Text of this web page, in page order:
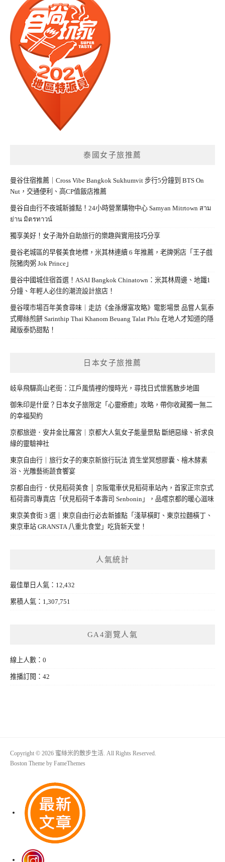
泰國女子旅推薦
曼谷住宿推薦｜Cross Vibe Bangkok Sukhumvit 步行5分鐘到 BTS On
Nut，交通便利、高CP值飯店推薦
曼谷自由行不夜城新據點！24小時營業購物中心 Samyan Mitrtown สาม
ย่าน มิตรทาวน์
獨享美好！女子海外自助旅行的樂趣與實用技巧分享
曼谷老城區的早餐美食地標，米其林連續 6 年推薦，老牌粥店「王子戲
院豬肉粥 Jok Prince」
曼谷中國城住宿首選！ASAI Bangkok Chinatown：米其林周邊、地鐵1
分鐘、年輕人必住的潮流設計旅店！
曼谷噗市場百年美食尋味｜走訪《金孫爆富攻略》電影場景 品嘗人氣泰
式椰絲煎餅 Sarinthip Thai Khanom Beuang Talat Phlu 在地人才知道的隱
藏版泰奶甜點！
日本女子旅推薦
岐阜飛驒高山老街：江戶風情裡的慢時光，尋找日式懷舊散步地圖
御朱印是什麼？日本女子旅限定「心靈療癒」攻略，帶你收藏獨一無二
的幸福契約
京都旅遊．安井金比羅宮｜京都大人氣女子能量景點 斷絕惡緣、祈求良
緣的靈驗神社
東京自由行｜旅行女子的東京新旅行玩法 資生堂冥想膠囊、檜木酵素
浴、光雕藝術蔬食饗宴
京都自由行．伏見稻荷美食 │ 京阪電車伏見稻荷車站內，首家正宗京式
稻荷壽司專賣店「伏見稻荷千本壽司 Senbonin」，品嚐京都的暖心滋味
東京美食街 3 選｜東京自由行必去新據點「淺草橫町、東京拉麵橫丁、
東京車站 GRANSTA 八重北食堂」吃貨新天堂！
人氣統計
最佳單日人氣：12,432
累積人氣：1,307,751
GA4瀏覽人氣
線上人數：0
推播訂閱：42
Copyright © 2026 蜜絲米的散步生活. All Rights Reserved.
Boston Theme by FameThemes